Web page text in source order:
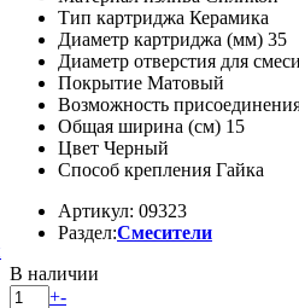
Тип картриджа Керамика
Диаметр картриджа (мм) 35
Диаметр отверстия для
Покрытие Матовый
Возможность
Общая ширина (см) 15
Цвет Черный
Способ крепления Гайка
Артикул: 09323
Раздел:Смесители
В наличии
+-